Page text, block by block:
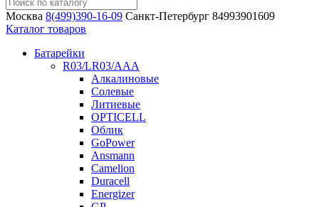
Москва 8(499)390-16-09 Санкт-Петербург 84993901609
Каталог товаров
Батарейки
R03/LR03/AAA
Алкалиновые
Солевые
Литиевые
OPTICELL
Облик
GoPower
Ansmann
Camelion
Duracell
Energizer